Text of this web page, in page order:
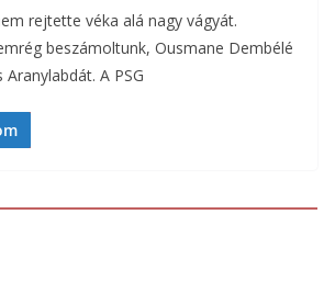
rejtette véka alá nagy vágyát.
beszámoltunk, Ousmane Dembélé
A PSG